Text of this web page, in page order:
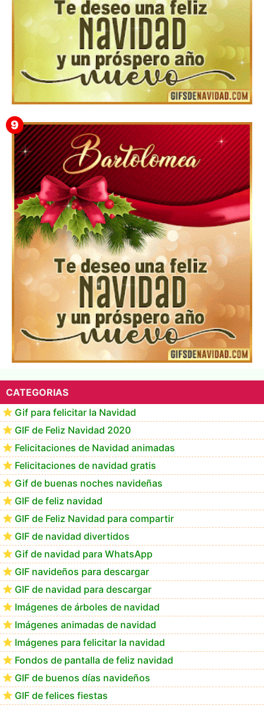
Te deseo una Feliz Navidad Marlene
Te deseo una Feliz Navidad Bartolomea
CATEGORIAS
Gif para felicitar la Navidad
GIF de Feliz Navidad 2020
Felicitaciones de Navidad animadas
Felicitaciones de navidad gratis
Gif de buenas noches navideñas
GIF de feliz navidad
GIF de Feliz Navidad para compartir
GIF de navidad divertidos
Gif de navidad para WhatsApp
GIF navideños para descargar
GIF de navidad para descargar
Imágenes de árboles de navidad
Imágenes animadas de navidad
Imágenes para felicitar la navidad
Fondos de pantalla de feliz navidad
GIF de buenos días navideños
GIF de felices fiestas